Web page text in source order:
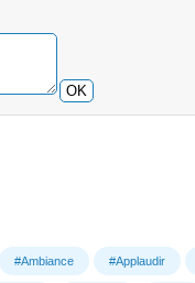
OK
#Ambiance #Applaudir